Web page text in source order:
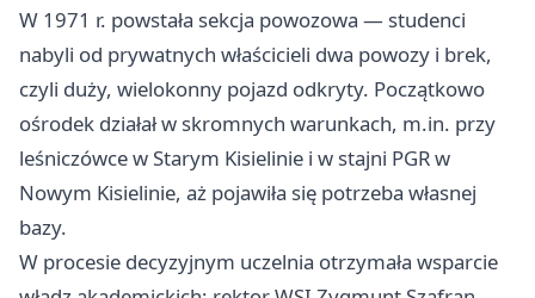
W 1971 r. powstała sekcja powozowa — studenci
nabyli od prywatnych właścicieli dwa powozy i brek,
czyli duży, wielokonny pojazd odkryty. Początkowo
ośrodek działał w skromnych warunkach, m.in. przy
leśniczówce w Starym Kisielinie i w stajni PGR w
Nowym Kisielinie, aż pojawiła się potrzeba własnej
bazy.
W procesie decyzyjnym uczelnia otrzymała wsparcie